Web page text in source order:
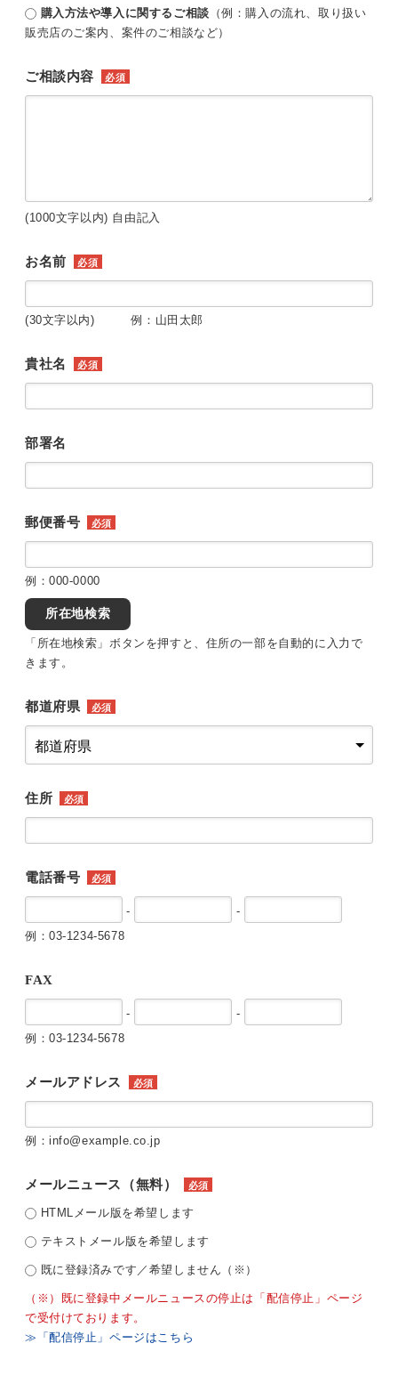
購入方法や導入に関するご相談 （例：購入の流れ、取り扱い
販売店のご案内、案件のご相談など）
ご相談内容 必須
(1000文字以内) 自由記入
お名前 必須
(30文字以内) 例：山田太郎
貴社名 必須
部署名
郵便番号 必須
例：000-0000
所在地検索
「所在地検索」ボタンを押すと、住所の一部を自動的に入力で
きます。
都道府県 必須
住所 必須
電話番号 必須
-
-
例：03-1234-5678
FAX
-
-
例：03-1234-5678
メールアドレス 必須
例：info@example.co.jp
メールニュース（無料） 必須
HTMLメール版を希望します
テキストメール版を希望します
既に登録済みです／希望しません（※）
（※）既に登録中メールニュースの停止は「配信停止」ページ
で受付けております。
≫「配信停止」ページはこちら